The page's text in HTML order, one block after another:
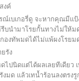
งค์
เกอรี่ดู จะหากคุณมีแป้ง
บนำมาโรยกั้นทางไม่ให้ม
องทัพมดได้ไม่แพ้ผงโรยม
รัง
แต่ได้ผลเลยทีเดียว เพี
มด แล้วเทน้ำร้อนลงตรงรู